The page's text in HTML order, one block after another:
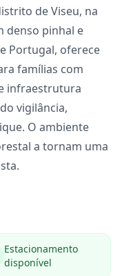
de Viseu, na
denso pinhal e
Portugal, oferece
famílias com
infraestrutura
vigilância,
O ambiente
a tornam uma
Estacionamento
disponível